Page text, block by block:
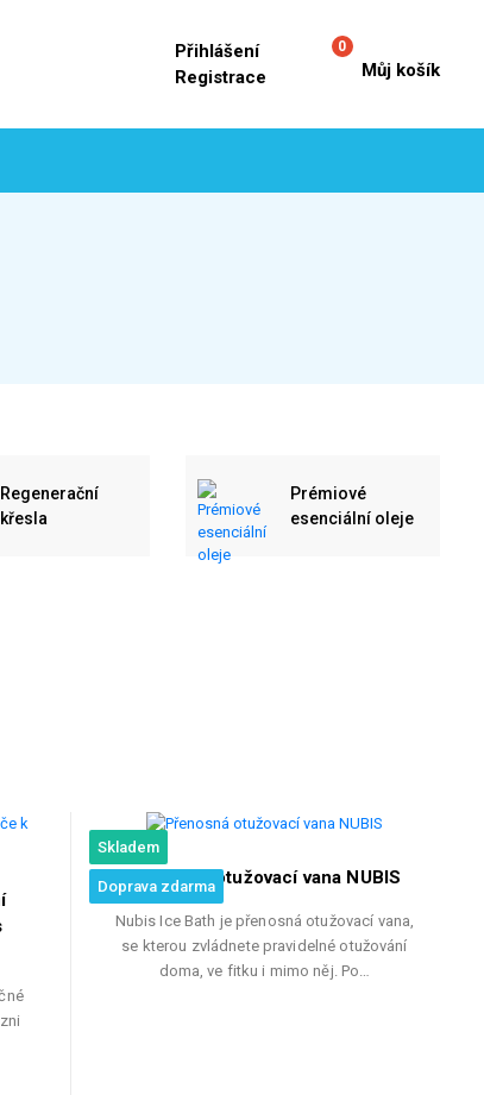
Přihlášení
Registrace
0
Můj košík
Regenerační
křesla
Prémiové
esenciální oleje
Skladem
Doprava zdarma
Přenosná otužovací vana NUBIS
Nubis Ice Bath je přenosná otužovací vana,
se kterou zvládnete pravidelné otužování
doma, ve fitku i mimo něj. Po…